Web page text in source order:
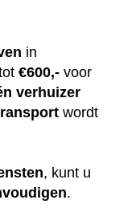
in
€600,- voor
verhuizer
wordt
, kunt u
.